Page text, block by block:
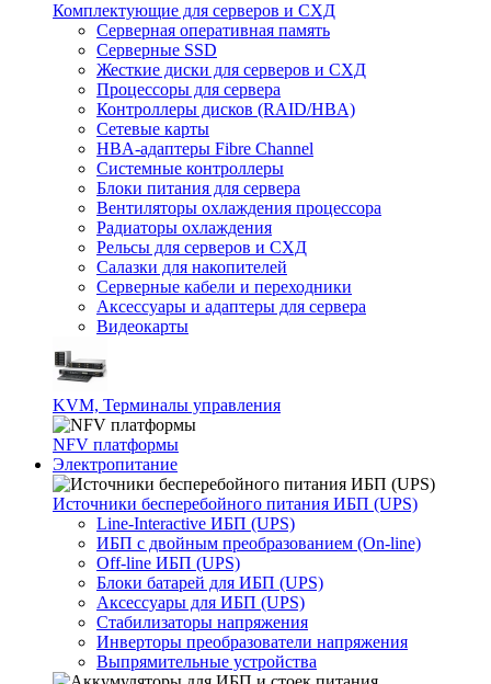
Комплектующие для серверов и СХД
Серверная оперативная память
Серверные SSD
Жесткие диски для серверов и СХД
Процессоры для сервера
Контроллеры дисков (RAID/HBA)
Сетевые карты
HBA-адаптеры Fibre Channel
Системные контроллеры
Блоки питания для сервера
Вентиляторы охлаждения процессора
Радиаторы охлаждения
Рельсы для серверов и СХД
Салазки для накопителей
Серверные кабели и переходники
Аксессуары и адаптеры для сервера
Видеокарты
KVM, Терминалы управления
NFV платформы
Электропитание
Источники бесперебойного питания ИБП (UPS)
Line-Interactive ИБП (UPS)
ИБП с двойным преобразованием (On-line)
Off-line ИБП (UPS)
Блоки батарей для ИБП (UPS)
Аксессуары для ИБП (UPS)
Стабилизаторы напряжения
Инверторы преобразователи напряжения
Выпрямительные устройства